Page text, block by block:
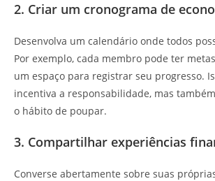
2. Criar um cronograma de
Desenvolva um calendário onde todos
Por exemplo, cada membro pode ter
um espaço para registrar seu progresso.
incentiva a responsabilidade, mas
o hábito de poupar.
3. Compartilhar experiências
Converse abertamente sobre suas